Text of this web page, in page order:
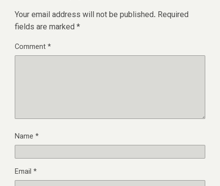
Your email address will not be published. Required
fields are marked *
Comment*
Name *
Email *